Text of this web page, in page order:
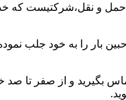
و نقل،شرکتیست که
بار را به خود جلب
تماس بگیرید و از صفر تا